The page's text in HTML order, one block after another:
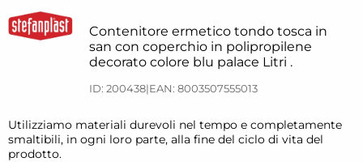
Contenitore ermetico tondo tosca in
san con coperchio in polipropilene
decorato colore blu palace Litri .
ID: 200438|EAN: 8003507555013
Utilizziamo materiali durevoli nel tempo e completamente
smaltibili, in ogni loro parte, alla fine del ciclo di vita del
prodotto.